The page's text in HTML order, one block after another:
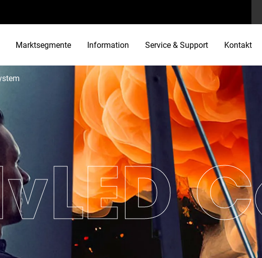
Marktsegmente Information Service & Support Kontakt